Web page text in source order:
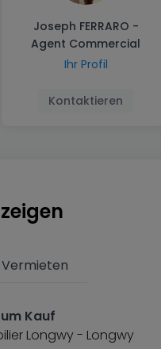
Joseph FERRARO -
Agent Commercial
Ihr Profil
Kontaktieren
Vermieten
Kauf
Longwy - Longwy